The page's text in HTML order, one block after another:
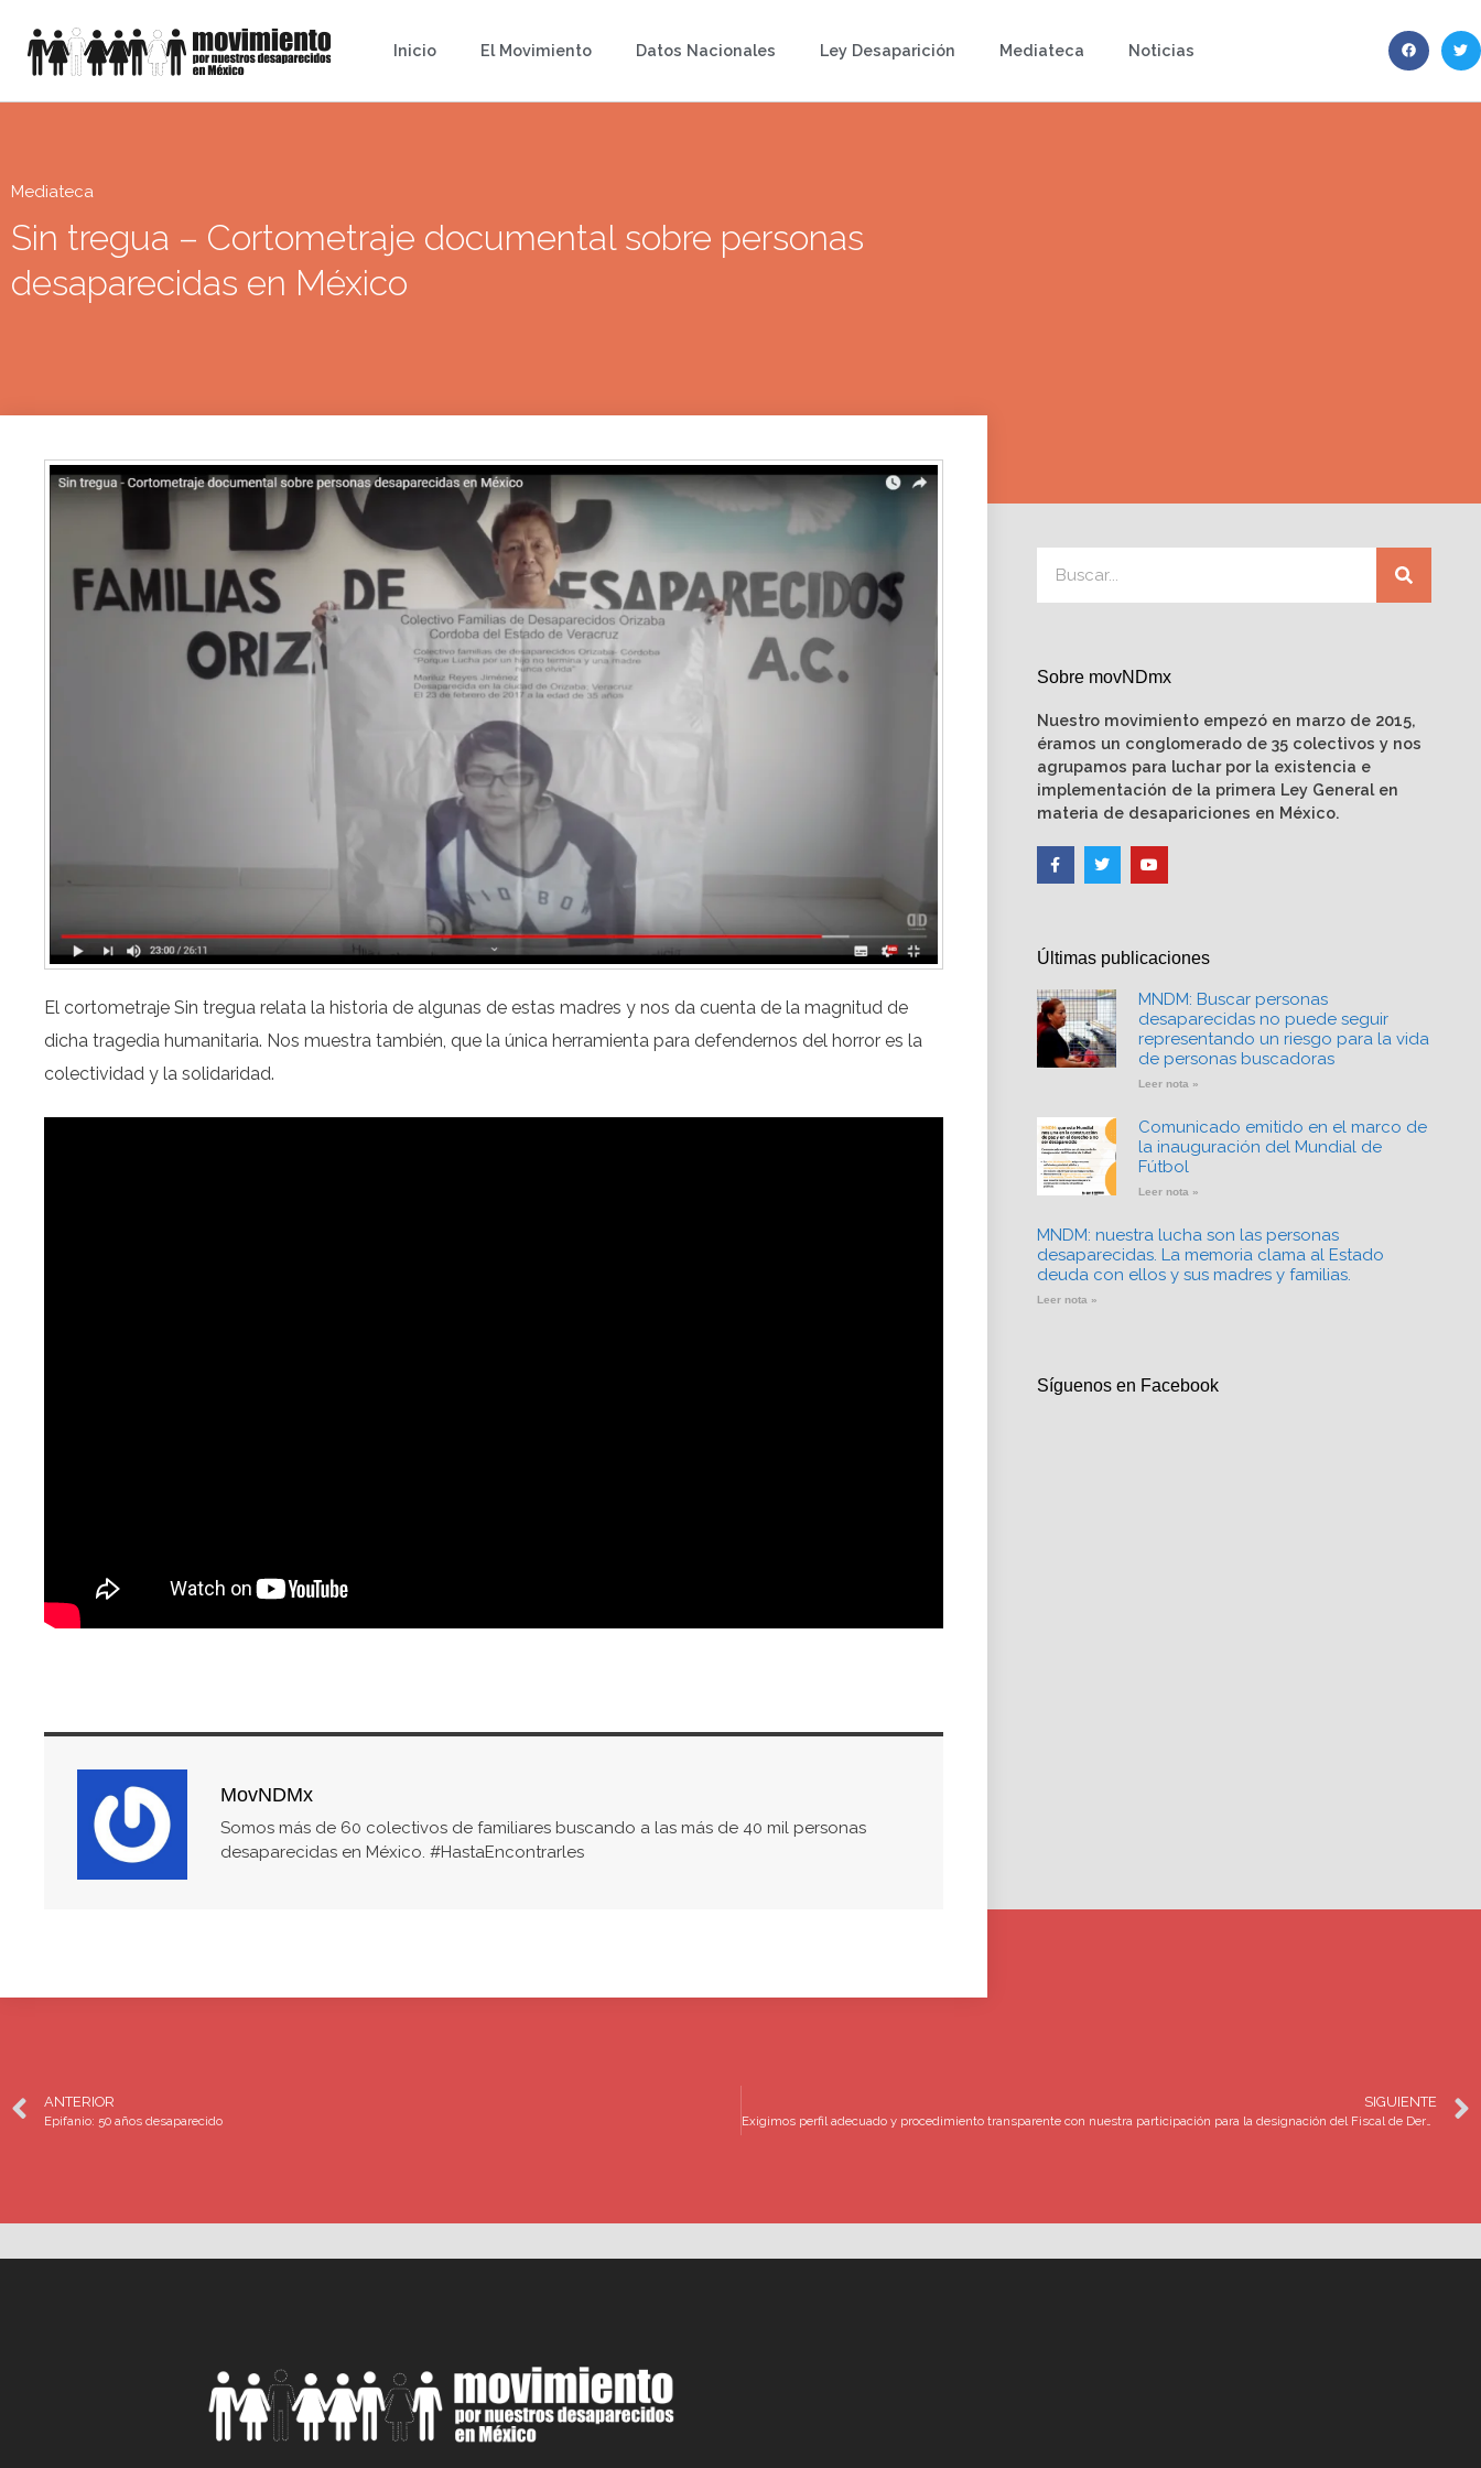
Inicio El Movimiento Datos Nacionales Ley Desaparición Mediateca Noticias
Mediateca
Sin tregua – Cortometraje documental sobre personas
desaparecidas en México
El cortometraje Sin tregua relata la historia de algunas de estas madres y nos da cuenta de la magnitud de
dicha tragedia humanitaria. Nos muestra también, que la única herramienta para defendernos del horror es la
colectividad y la solidaridad.
MovNDMx
Somos más de 60 colectivos de familiares buscando a las más de 40 mil personas
desaparecidas en México. #HastaEncontrarles
Sobre movNDmx
Nuestro movimiento empezó en marzo de 2015,
éramos un conglomerado de 35 colectivos y nos
agrupamos para luchar por la existencia e
implementación de la primera Ley General en
materia de desapariciones en México.
Últimas publicaciones
MNDM: Buscar personas
desaparecidas no puede seguir
representando un riesgo para la vida
de personas buscadoras
Leer nota »
Comunicado emitido en el marco de
la inauguración del Mundial de
Fútbol
Leer nota »
MNDM: nuestra lucha son las personas
desaparecidas. La memoria clama al Estado
deuda con ellos y sus madres y familias.
Leer nota »
Síguenos en Facebook
ANTERIOR
Epifanio: 50 años desaparecido
SIGUIENTE
Exigimos perfil adecuado y procedimiento transparente con nuestra participación para la designación del Fiscal de Derechos Humanos